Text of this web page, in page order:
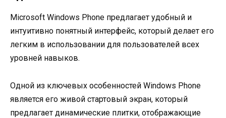
Microsoft Windows Phone предлагает удобный и
интуитивно понятный интерфейс, который делает его
легким в использовании для пользователей всех
уровней навыков.
Одной из ключевых особенностей Windows Phone
является его живой стартовый экран, который
предлагает динамические плитки, отображающие